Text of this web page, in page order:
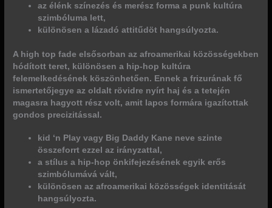
az élénk színezés és merész forma a punk kultúra
szimbóluma lett,
különösen a lázadó attitűdöt hangsúlyozta.
A high top fade elsősorban az afroamerikai közösségekben
hódított teret, különösen a hip-hop kultúra
felemelkedésének köszönhetően. Ennek a frizurának fő
ismertetőjegye az oldalt rövidre nyírt haj és a tetején
magasra hagyott rész volt, amit lapos formára igazítottak
gondos precizitással.
kid ‘n Play vagy Big Daddy Kane neve szinte
összeforrt ezzel az irányzattal,
a stílus a hip-hop önkifejezésének egyik erős
szimbólumává vált,
különösen az afroamerikai közösségek identitását
hangsúlyozta.